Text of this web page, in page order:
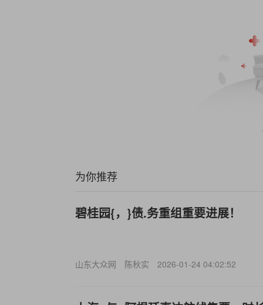
为你推荐
碧桂园{，}债.务重组重要进展！
山东大众网 陈秋实 2026-01-24 04:02:52